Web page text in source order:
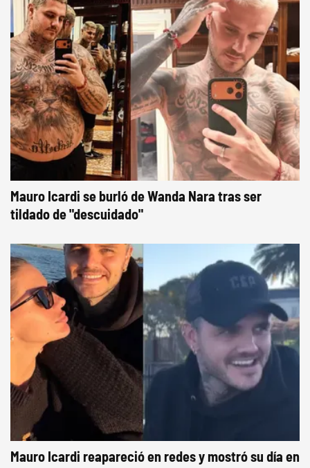
Mauro Icardi se burló de Wanda Nara tras ser
tildado de "descuidado"
Mauro Icardi reapareció en redes y mostró su día en